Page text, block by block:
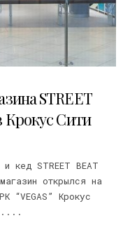
STREET
Крокус Сити
кед STREET BEAT
открылся на
“VEGAS” Крокус